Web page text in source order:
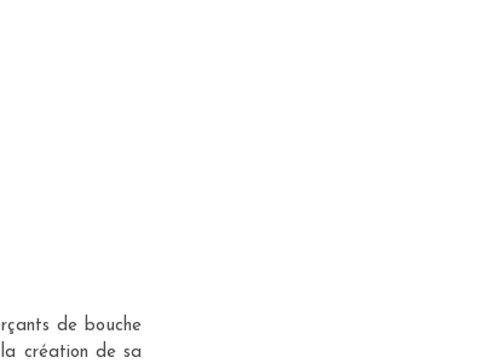
de bouche
la création de sa